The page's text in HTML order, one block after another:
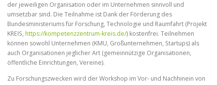
der jeweiligen Organisation oder im Unternehmen sinnvoll und
umsetzbar sind. Die Teilnahme ist Dank der Förderung des
Bundesministeriums für Forschung, Technologie und Raumfahrt (Projekt
KREIS, https://kompetenzzentrum-kreis.de/) kostenfrei. Teilnehmen
können sowohl Unternehmen (KMU, Großunternehmen, Startups) als
auch Organisationen jeglicher Art (gemeinnützige Organisationen,
öffentliche Einrichtungen, Vereine).
Zu Forschungszwecken wird der Workshop im Vor- und Nachhinein von